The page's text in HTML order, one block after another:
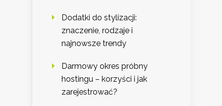
Dodatki do stylizacji:
znaczenie, rodzaje i
najnowsze trendy
Darmowy okres próbny
hostingu – korzyści i jak
zarejestrować?